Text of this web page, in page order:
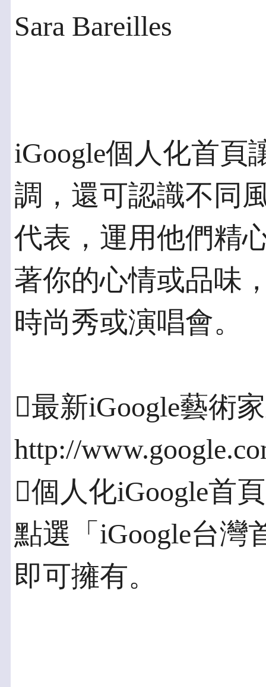
Sara Bareilles
iGoogle個人化首頁
調，還可認識不同
代表，運用他們精
著你的心情或品味
時尚秀或演唱會。
最新iGoogle藝術
http://
個人化iGoogle首
點選「iGoogle台灣
即可擁有。